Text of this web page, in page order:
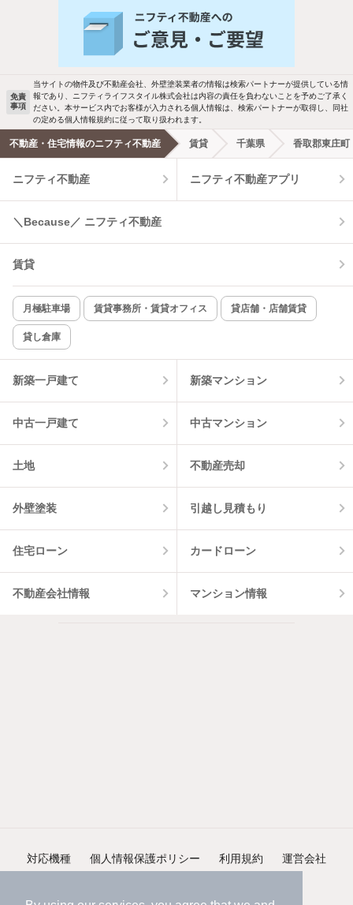
バス・トイレ別 2階以上
駐車場あり ペット相談
洗濯機置場あり 独立洗面台
エアコンあり 都市ガス
温水洗浄便座 オートロック
コンロ2口以上
新着のみ インターネット無料
該当件数:
5
物件一覧に反映
免責
事項
当サイトの物件及び不動産会社、外壁塗装業者の情報は検索パートナーが提供している情
報であり、ニフティライフスタイル株式会社は内容の責任を負わないことを予めご了承く
ださい。本サービス内でお客様が入力される個人情報は、検索パートナーが取得し、同社
の定める個人情報規約に従って取り扱われます。
不動産・住宅情報のニフティ不動産 賃貸 千葉県 香取郡東庄町
ニフティ不動産 ニフティ不動産アプリ
＼Because／ ニフティ不動産
賃貸
月極駐車場 賃貸事務所・賃貸オフィス 貸店舗・店舗賃貸
貸し倉庫
新築一戸建て 新築マンション
中古一戸建て 中古マンション
土地 不動産売却
外壁塗装 引越し見積もり
住宅ローン カードローン
不動産会社情報 マンション情報
対応機種 個人情報保護ポリシー 利用規約 運営会社